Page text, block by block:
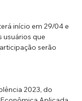
início em 29/04 e
usuários que
serão
2023, do